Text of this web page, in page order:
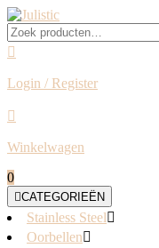
Skip
to
content
Zoeken
naar:
Login / Register
Login
Register
Winkelwagen
shopping
cart
0
CATEGORIEËN
Stainless Steel
Oorbellen